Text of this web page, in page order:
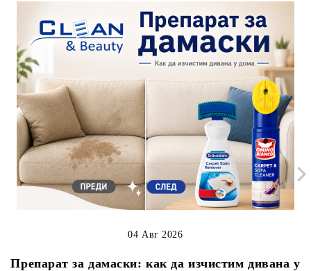
Препарат за дамаски: как да изчистим дивана у
04 Авг 2026